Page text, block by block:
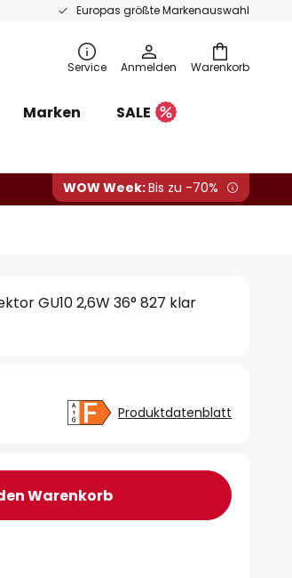
Europas größte Markenauswahl
Warenkorb
Service Anmelden
Marken
SALE
WOW Week:Bis zu -70%
GU10 2,6W 36° 827 klar
Produktdatenblatt
Warenkorb